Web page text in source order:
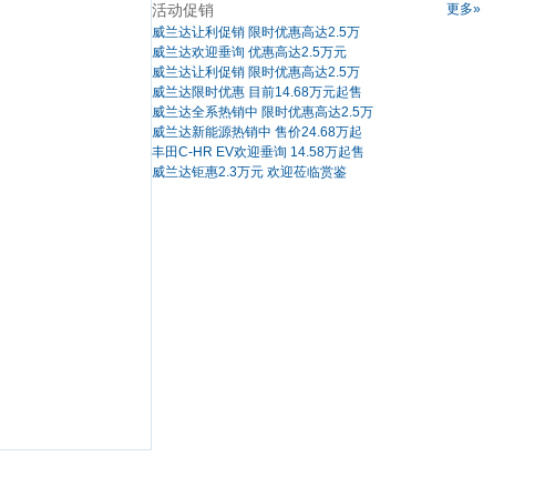
更多»
活动促销
威兰达让利促销 限时优惠高达2.5万
威兰达欢迎垂询 优惠高达2.5万元
威兰达让利促销 限时优惠高达2.5万
威兰达限时优惠 目前14.68万元起售
威兰达全系热销中 限时优惠高达2.5万
威兰达新能源热销中 售价24.68万起
丰田C-HR EV欢迎垂询 14.58万起售
威兰达钜惠2.3万元 欢迎莅临赏鉴